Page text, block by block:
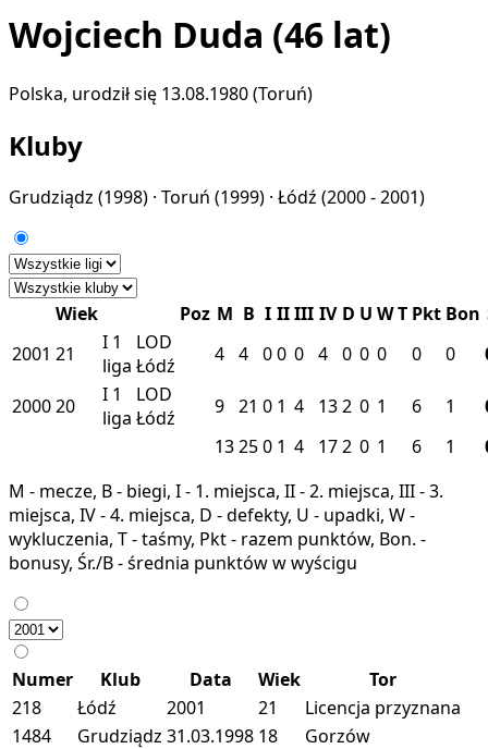
Wojciech Duda (46 lat)
Polska, urodził się 13.08.1980 (Toruń)
Kluby
Grudziądz (1998) · Toruń (1999) · Łódź (2000 - 2001)
Wiek Poz M B I IIIII IV D U WT Pkt Bon
2001 21 I 1
liga
LOD
Łódź
4 4 00 0 4 0 0 0 0 0
200020 I 1
liga
LOD
Łódź
9 21 0 1 4 132 0 1 6 1
13250 1 4 172 0 1 6 1
M - mecze, B - biegi, I - 1. miejsca, II - 2. miejsca, III - 3.
miejsca, IV - 4. miejsca, D - defekty, U - upadki, W -
wykluczenia, T - taśmy, Pkt - razem punktów, Bon. -
bonusy, Śr./B - średnia punktów w wyścigu
Numer Klub Data Wiek
Tor
218
Łódź 2001 21
Licencja przyznana
1484
Grudziądz 31.03.1998 18
Gorzów